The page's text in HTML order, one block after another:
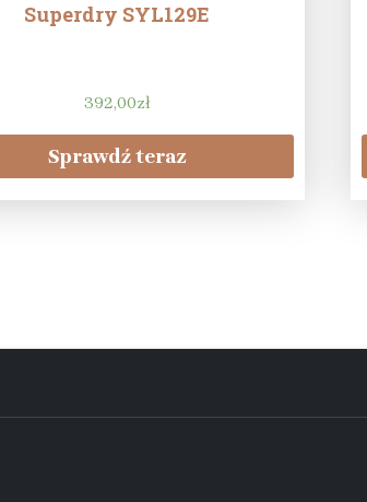
Superdry SYL129E
392,00zł
Sprawdź teraz